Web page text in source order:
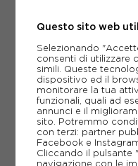
SCHEDA TECNICA
GUIDA ALLE
Questo sito web
Selezionando
consenti di utilizzare
simili. Queste
dispositivo ed il
monitorare la tua
funzionali, quali ad
annunci e il
sito. Potremmo
con terzi: partner
Facebook e
Cliccando il pulsante
navigazione con le